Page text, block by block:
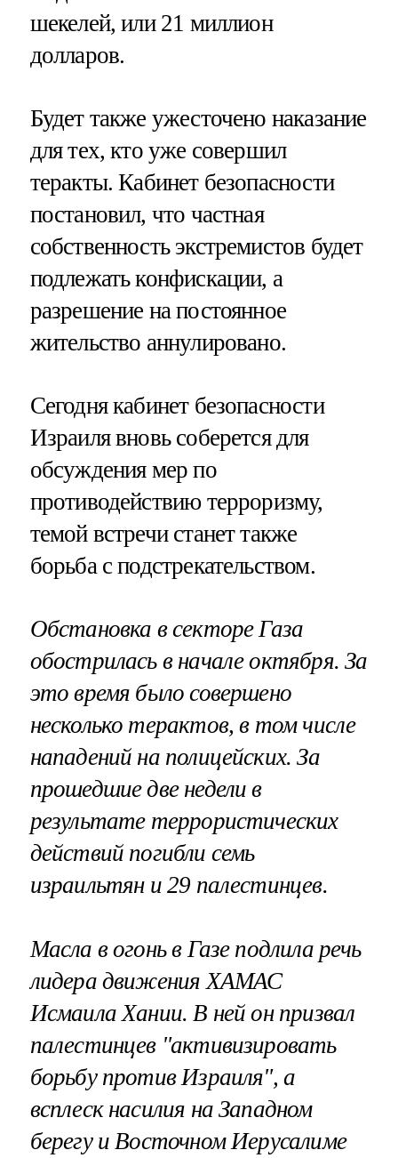
шекелей, или 21 миллион
долларов.
Будет также ужесточено наказание
для тех, кто уже совершил
теракты. Кабинет безопасности
постановил, что частная
собственность экстремистов будет
подлежать конфискации, а
разрешение на постоянное
жительство аннулировано.
Сегодня кабинет безопасности
Израиля вновь соберется для
обсуждения мер по
противодействию терроризму,
темой встречи станет также
борьба с подстрекательством.
Обстановка в секторе Газа
обострилась в начале октября. За
это время было совершено
несколько терактов, в том числе
нападений на полицейских. За
прошедшие две недели в
результате террористических
действий погибли семь
израильтян и 29 палестинцев.
Масла в огонь в Газе подлила речь
лидера движения ХАМАС
Исмаила Хании. В ней он призвал
палестинцев "активизировать
борьбу против Израиля", а
всплеск насилия на Западном
берегу и Восточном Иерусалиме